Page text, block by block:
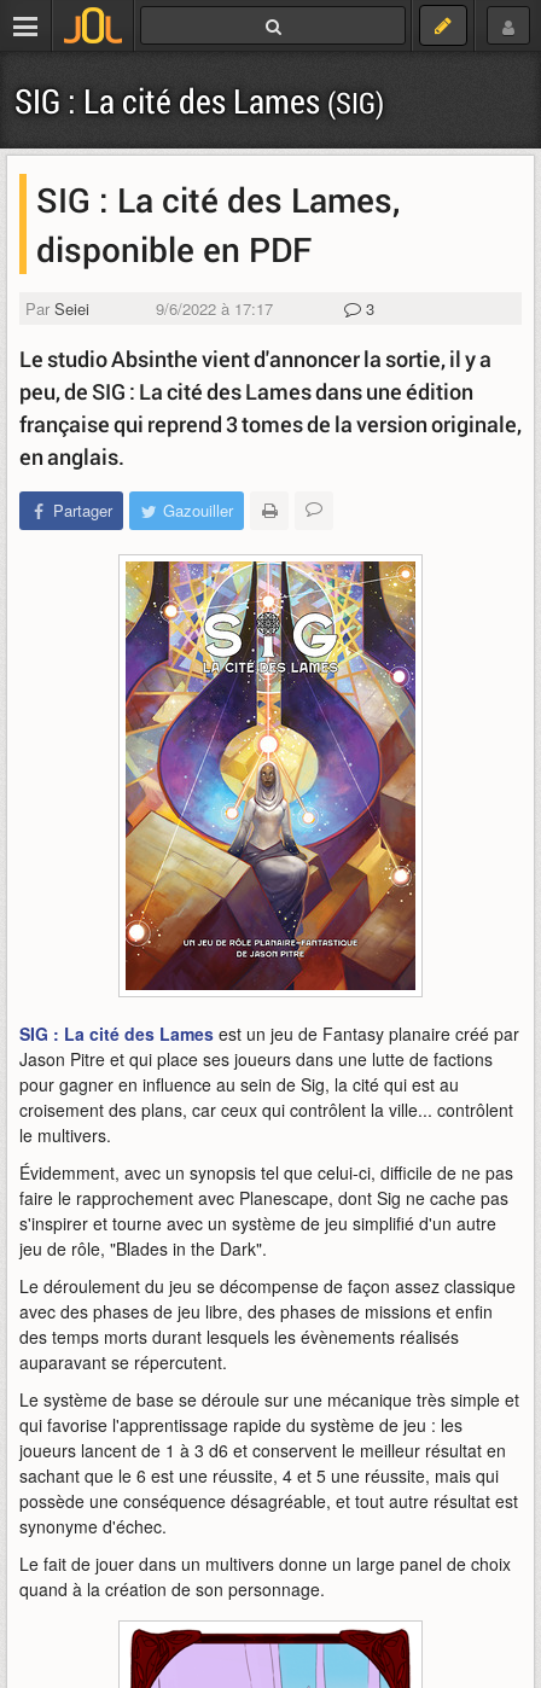
SIG : La cité des Lames(SIG)
SIG : La cité des Lames,
disponible en PDF
Par Seiei 9/6/2022 à 17:17 3
Le studio Absinthe vient d'annoncer la sortie, il y a
peu, de SIG : La cité des Lames dans une édition
française qui reprend 3 tomes de la version originale,
en anglais.
Partager Gazouiller
SIG : La cité des Lames est un jeu de Fantasy planaire créé par
Jason Pitre et qui place ses joueurs dans une lutte de factions
pour gagner en influence au sein de Sig, la cité qui est au
croisement des plans, car ceux qui contrôlent la ville... contrôlent
le multivers.
Évidemment, avec un synopsis tel que celui-ci, difficile de ne pas
faire le rapprochement avec Planescape, dont Sig ne cache pas
s'inspirer et tourne avec un système de jeu simplifié d'un autre
jeu de rôle, "Blades in the Dark".
Le déroulement du jeu se décompense de façon assez classique
avec des phases de jeu libre, des phases de missions et enfin
des temps morts durant lesquels les évènements réalisés
auparavant se répercutent.
Le système de base se déroule sur une mécanique très simple et
qui favorise l'apprentissage rapide du système de jeu : les
joueurs lancent de 1 à 3 d6 et conservent le meilleur résultat en
sachant que le 6 est une réussite, 4 et 5 une réussite, mais qui
possède une conséquence désagréable, et tout autre résultat est
synonyme d'échec.
Le fait de jouer dans un multivers donne un large panel de choix
quand à la création de son personnage.